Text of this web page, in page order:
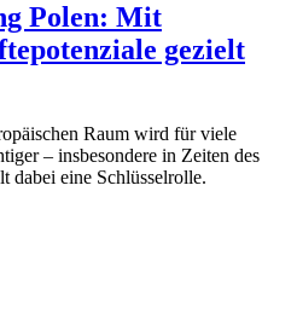
Polen: Mit
gezielt
Raum wird für viele
– insbesondere in Zeiten des
dabei eine Schlüsselrolle.